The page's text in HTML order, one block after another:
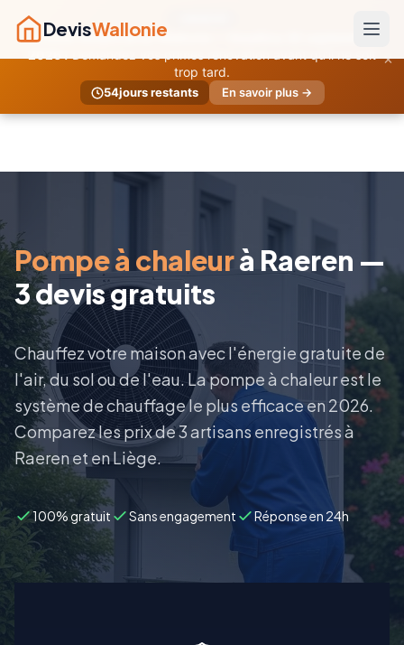
DevisWallonie
Primes temporaires Wallonie — Deadline 30 septembre
trop tard.
54jours restants En savoir plus →
×
Pompe à chaleurà Raeren —
3 devis gratuits
Chauffez votre maison avec l'énergie gratuite de
l'air, du sol ou de l'eau. La pompe à chaleur est le
système de chauffage le plus efficace en 2026.
Comparez les prix de 3 artisans enregistrés à
Raeren et en Liège.
100% gratuit Sans engagement Réponse en 24h